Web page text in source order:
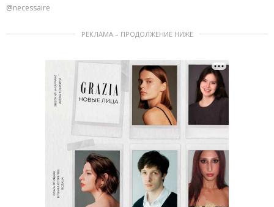
@necessaire
РЕКЛАМА – ПРОДОЛЖЕНИЕ НИЖЕ